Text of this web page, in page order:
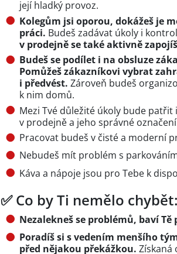
její hladký provoz.
Kolegům jsi oporou, dokážeš je
práci. Budeš zadávat úkoly i
v prodejně se také aktivně
Budeš se podílet i na obsluze
Pomůžeš zákazníkovi vybrat
i předvést. Zároveň budeš
k nim domů.
Mezi Tvé důležité úkoly bude
v prodejně a jeho správné
Pracovat budeš v čisté a moderní
Nebudeš mít problém s
Káva a nápoje jsou pro Tebe k
✅ Co by Ti nemělo chybět:
Nezalekneš se problémů, baví
Poradíš si s vedením menšího
před nějakou překážkou. Získaná